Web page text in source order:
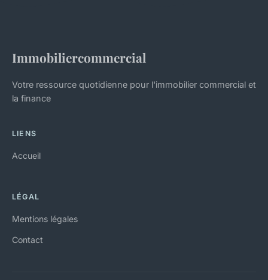
Immobiliercommercial
Votre ressource quotidienne pour l'immobilier commercial et
la finance
LIENS
Accueil
LÉGAL
Mentions légales
Contact